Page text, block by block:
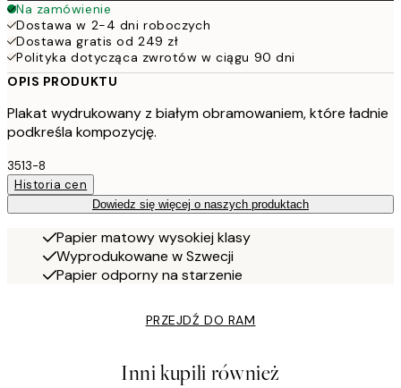
Na zamówienie
Dostawa w 2-4 dni roboczych
Dostawa gratis od 249 zł
Polityka dotycząca zwrotów w ciągu 90 dni
OPIS PRODUKTU
Plakat wydrukowany z białym obramowaniem, które ładnie
podkreśla kompozycję.
3513-8
Historia cen
Dowiedz się więcej o naszych produktach
Papier matowy wysokiej klasy
Wyprodukowane w Szwecji
Papier odporny na starzenie
PRZEJDŹ DO RAM
Inni kupili również